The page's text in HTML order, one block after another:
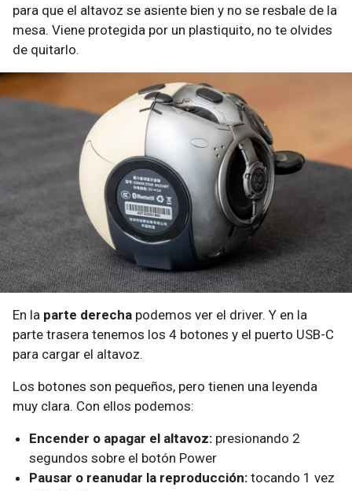
para que el altavoz se asiente bien y no se resbale de la
mesa. Viene protegida por un plastiquito, no te olvides
de quitarlo.
En la parte derecha podemos ver el driver. Y en la
parte trasera tenemos los 4 botones y el puerto USB-C
para cargar el altavoz.
Los botones son pequeños, pero tienen una leyenda
muy clara. Con ellos podemos:
Encender o apagar el altavoz: presionando 2
segundos sobre el botón Power
Pausar o reanudar la reproducción: tocando 1 vez